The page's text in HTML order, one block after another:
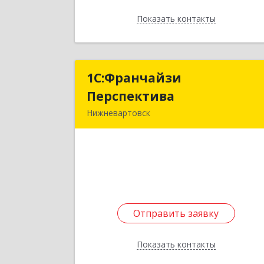
Показать контакты
Назад
1С:Франчайзи
Перспектива
Нижневартовск
Отправить заявку
Показать контакты
1С:Франчайзи
Отправить заявку
Назад